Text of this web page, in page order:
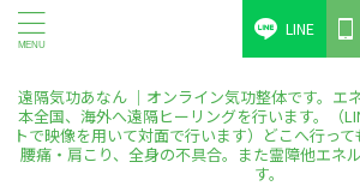
LINE
遠隔気功あなん ｜オンライン気功整体です。エ
本全国、海外へ遠隔ヒーリングを行います。（
トで映像を用いて対面で行います）どこへ行って
腰痛・肩こり、全身の不具合。また霊障他エネ
す。